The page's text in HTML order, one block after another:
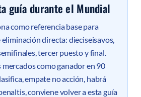
guía durante el Mundial
como referencia base para
directa: dieciseisavos,
tercer puesto y final.
mercados como ganador en 90
empate no acción, habrá
conviene volver a esta guía